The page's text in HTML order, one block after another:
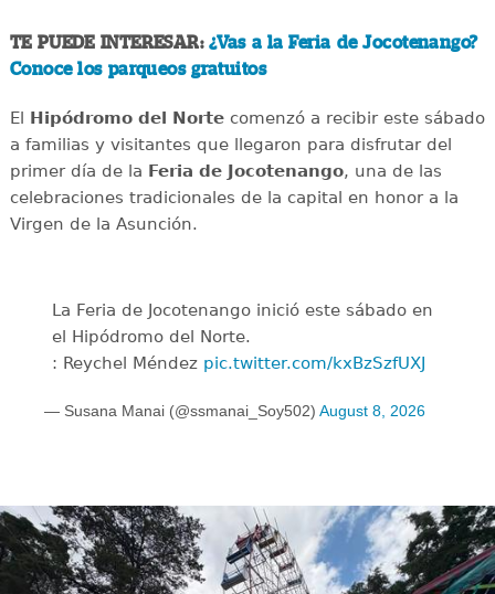
TE PUEDE INTERESAR:¿Vas a la Feria de Jocotenango?
Conoce los parqueos gratuitos
El Hipódromo del Nortecomenzó a recibir este sábado
a familias y visitantes que llegaron para disfrutar del
primer día de la Feria de Jocotenango, una de las
celebraciones tradicionales de la capital en honor a la
Virgen de la Asunción.
La Feria de Jocotenango inició este sábado en
el Hipódromo del Norte.
: Reychel Méndez pic.twitter.com/kxBzSzfUXJ
— Susana Manai (@ssmanai_Soy502) August 8, 2026